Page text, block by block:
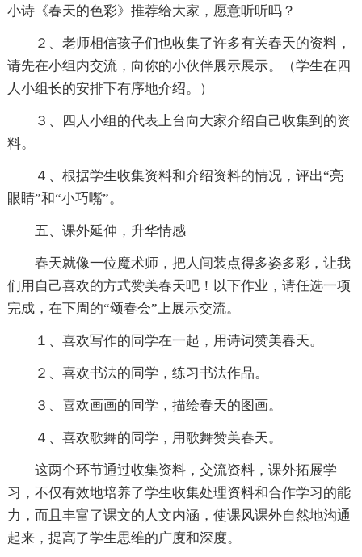
小诗《春天的色彩》推荐给大家，愿意听听吗？
２、老师相信孩子们也收集了许多有关春天的资料，
请先在小组内交流，向你的小伙伴展示展示。（学生在四
人小组长的安排下有序地介绍。）
３、四人小组的代表上台向大家介绍自己收集到的资
料。
４、根据学生收集资料和介绍资料的情况，评出“亮
眼睛”和“小巧嘴”。
五、课外延伸，升华情感
春天就像一位魔术师，把人间装点得多姿多彩，让我
们用自己喜欢的方式赞美春天吧！以下作业，请任选一项
完成，在下周的“颂春会”上展示交流。
１、喜欢写作的同学在一起，用诗词赞美春天。
２、喜欢书法的同学，练习书法作品。
３、喜欢画画的同学，描绘春天的图画。
４、喜欢歌舞的同学，用歌舞赞美春天。
这两个环节通过收集资料，交流资料，课外拓展学
习，不仅有效地培养了学生收集处理资料和合作学习的能
力，而且丰富了课文的人文内涵，使课风课外自然地沟通
起来，提高了学生思维的广度和深度。